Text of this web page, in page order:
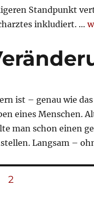
Standpunkt
inkludiert. …
ist – genau wie
eines Menschen.
man schon einen
Langsam –
SEITE
2